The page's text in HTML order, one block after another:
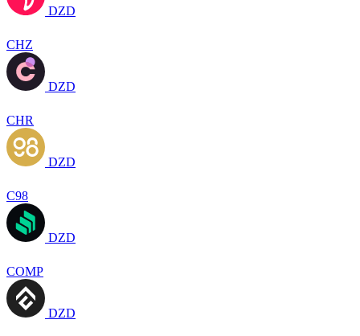
DZD
CHZ
DZD
CHR
DZD
C98
DZD
COMP
DZD